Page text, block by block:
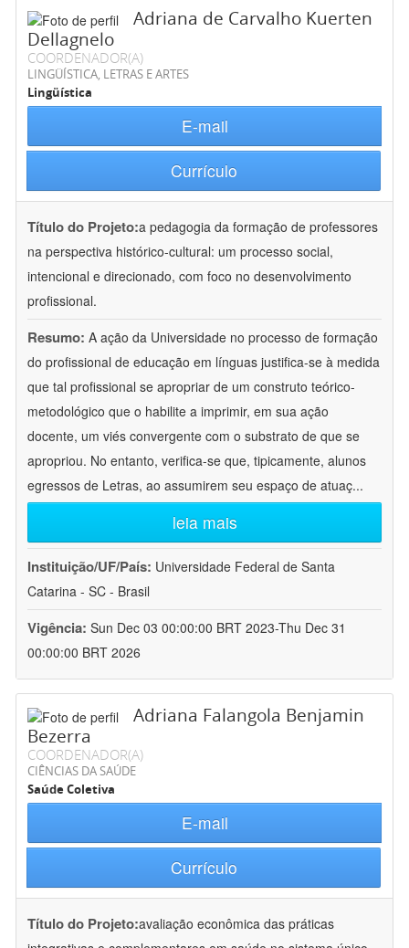
Adriana de Carvalho Kuerten
Dellagnelo
COORDENADOR(A)
LINGÜÍSTICA, LETRAS E ARTES
Lingüística
E-mail
Currículo
Título do Projeto:a pedagogia da formação de professores
na perspectiva histórico-cultural: um processo social,
intencional e direcionado, com foco no desenvolvimento
profissional.
Resumo: A ação da Universidade no processo de formação
do profissional de educação em línguas justifica-se à medida
que tal profissional se apropriar de um construto teórico-
metodológico que o habilite a imprimir, em sua ação
docente, um viés convergente com o substrato de que se
apropriou. No entanto, verifica-se que, tipicamente, alunos
egressos de Letras, ao assumirem seu espaço de atuaç...
leia mais
Instituição/UF/País: Universidade Federal de Santa
Catarina - SC - Brasil
Vigência: Sun Dec 03 00:00:00 BRT 2023-Thu Dec 31
00:00:00 BRT 2026
Adriana Falangola Benjamin
Bezerra
COORDENADOR(A)
CIÊNCIAS DA SAÚDE
Saúde Coletiva
E-mail
Currículo
Título do Projeto:avaliação econômica das práticas